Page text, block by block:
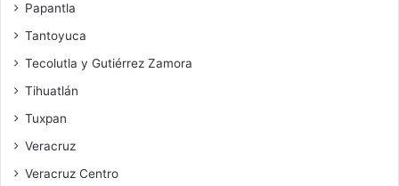
Papantla
Tantoyuca
Tecolutla y Gutiérrez Zamora
Tihuatlán
Tuxpan
Veracruz
Veracruz Centro